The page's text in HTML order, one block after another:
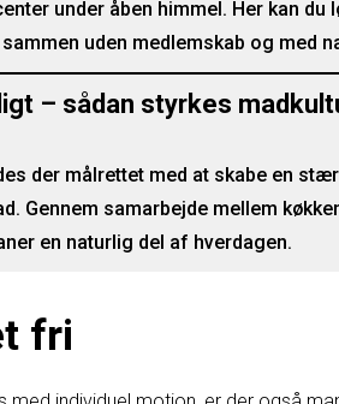
under åben himmel. Her kan
uden medlemskab og med
– sådan styrkes
der målrettet med at skabe en
Gennem samarbejde mellem
en naturlig del af hverdagen.
fri